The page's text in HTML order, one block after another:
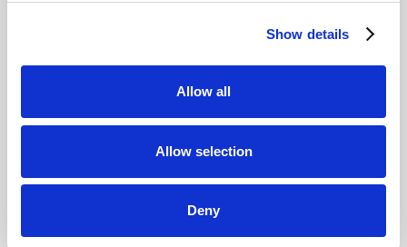
Show details
Allow all
Allow selection
Deny